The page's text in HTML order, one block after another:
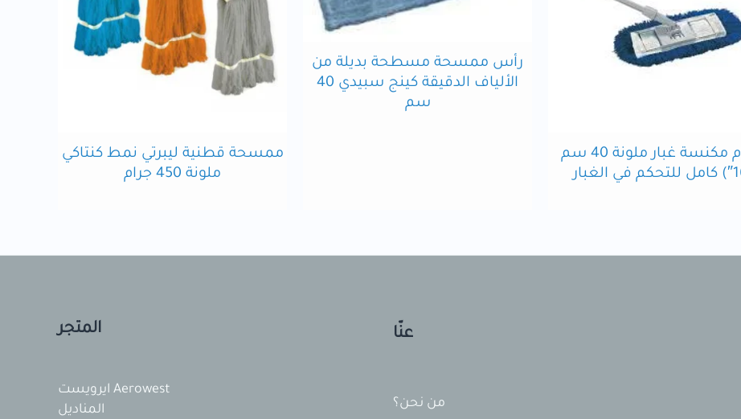
نظام مكنسة غبار ملونة 40 سم
رأس ممسحة مسطحة بديلة من
الألياف الدقيقة كينج سبيدي 40
سم
ممسحة قطنية ليبرتي نمط كنتاكي
ملونة 450 جرام
عنّا
من نحن؟
المتجر
Aerowest ايرويست
المناديل